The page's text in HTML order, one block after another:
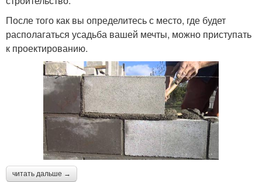
После того как вы определитесь с место, где будет
располагаться усадьба вашей мечты, можно приступать
к проектированию.
читать дальше →